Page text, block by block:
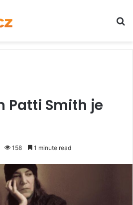
Patti Smith je
158 1 minute read